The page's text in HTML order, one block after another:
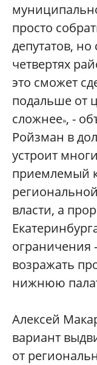
просто
депутатов, но
четвертях
это сможет
подальше от
сложнее», -
Ройзман в
устроит
приемлемый
власти, а
ограничения
возражать
нижнюю
Алексей
вариант
от